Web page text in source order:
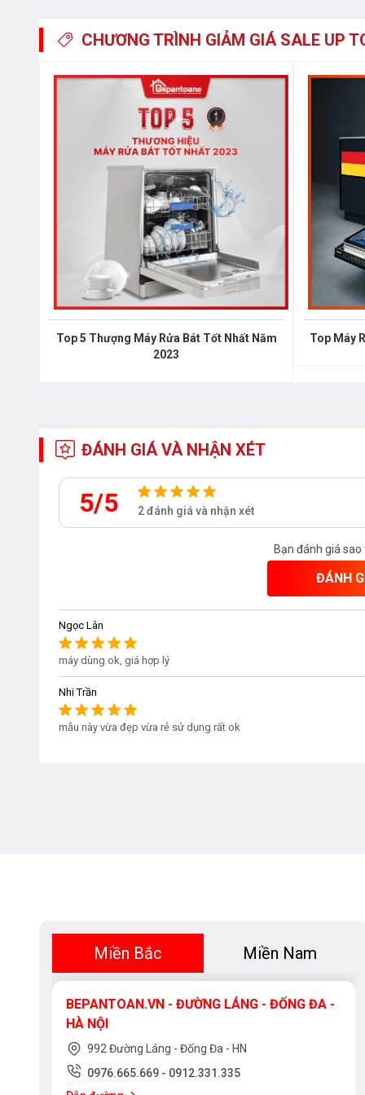
dụng của các gia đình nhỏ mà còn nâng cao trải
CHƯƠNG TRÌNH GIẢM GIÁ SALE UP
Top 5 Thượng Máy Rửa Bát Tốt Nhất Năm
2023
Top Máy
ĐÁNH GIÁ VÀ NHẬN XÉT
5/5 2 đánh giá và nhận xét
Bạn đánh giá sao
ĐÁNH
Ngọc Lân
máy dùng ok, giá hợp lý
Nhi Trần
mẫu này vừa đẹp vừa rẻ sử dụng rất ok
Miền Bắc Miền Nam
BEPANTOAN.VN - ĐƯỜNG LÁNG - ĐỐNG ĐA -
HÀ NỘI
992 Đường Láng - Đống Đa - HN
0976.665.669 - 0912.331.335